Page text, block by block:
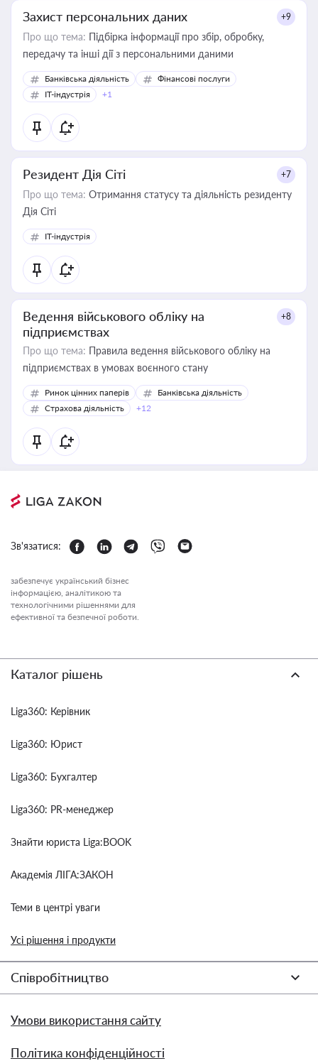
Захист персональних даних +9
Про що тема: Підбірка інформації про збір, обробку,
передачу та інші дії з персональними даними
Банківська діяльність
Фінансові послуги
IT-індустрія
+1
Резидент Дія Сіті +7
Про що тема: Отримання статусу та діяльність резиденту
Дія Сіті
IT-індустрія
Ведення військового обліку на
підприємствах
+8
Про що тема: Правила ведення військового обліку на
підприємствах в умовах воєнного стану
Ринок цінних паперів
Банківська діяльність
Страхова діяльність
+12
Зв'язатися:
забезпечує український бізнес
інформацією, аналітикою та
технологічними рішеннями для
ефективної та безпечної роботи.
Каталог рішень
Liga360: Керівник
Liga360: Юрист
Liga360: Бухгалтер
Liga360: PR-менеджер
Знайти юриста Liga:BOOK
Академія ЛІГА:ЗАКОН
Теми в центрі уваги
Усі рішення і продукти
Співробітництво
Умови використання сайту
Політика конфіденційності